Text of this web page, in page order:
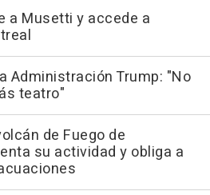
a Musetti y accede a
Administración Trump: "No
teatro"
de Fuego de
su actividad y obliga a